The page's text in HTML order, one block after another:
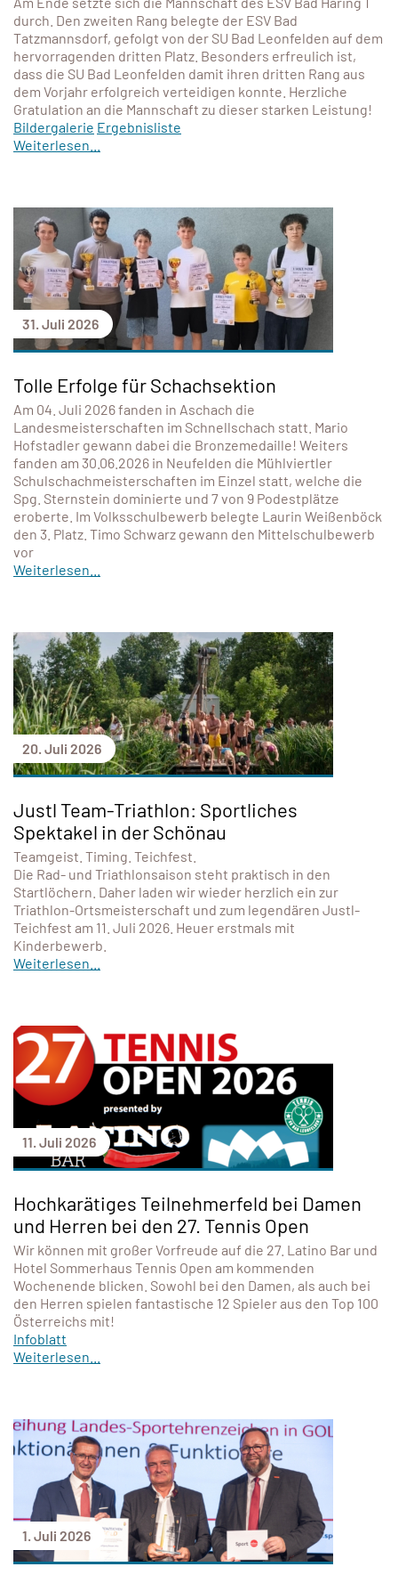
durch. Den zweiten Rang belegte der ESV Bad
Tatzmannsdorf, gefolgt von der SU Bad Leonfelden auf dem
hervorragenden dritten Platz. Besonders erfreulich ist,
dass die SU Bad Leonfelden damit ihren dritten Rang aus
dem Vorjahr erfolgreich verteidigen konnte. Herzliche
Gratulation an die Mannschaft zu dieser starken Leistung!
Bildergalerie Ergebnisliste
Weiterlesen...
31. Juli 2026
Tolle Erfolge für Schachsektion
Am 04. Juli 2026 fanden in Aschach die
Landesmeisterschaften im Schnellschach statt. Mario
Hofstadler gewann dabei die Bronzemedaille! Weiters
fanden am 30.06.2026 in Neufelden die Mühlviertler
Schulschachmeisterschaften im Einzel statt, welche die
Spg. Sternstein dominierte und 7 von 9 Podestplätze
eroberte. Im Volksschulbewerb belegte Laurin Weißenböck
den 3. Platz. Timo Schwarz gewann den Mittelschulbewerb
vor
Weiterlesen...
20. Juli 2026
Justl Team-Triathlon: Sportliches
Spektakel in der Schönau
Teamgeist. Timing. Teichfest.
Die Rad- und Triathlonsaison steht praktisch in den
Startlöchern. Daher laden wir wieder herzlich ein zur
Triathlon-Ortsmeisterschaft und zum legendären Justl-
Teichfest am 11. Juli 2026. Heuer erstmals mit
Kinderbewerb.
Weiterlesen...
11. Juli 2026
Hochkarätiges Teilnehmerfeld bei Damen
und Herren bei den 27. Tennis Open
Wir können mit großer Vorfreude auf die 27. Latino Bar und
Hotel Sommerhaus Tennis Open am kommenden
Wochenende blicken. Sowohl bei den Damen, als auch bei
den Herren spielen fantastische 12 Spieler aus den Top 100
Österreichs mit!
Infoblatt
Weiterlesen...
1. Juli 2026